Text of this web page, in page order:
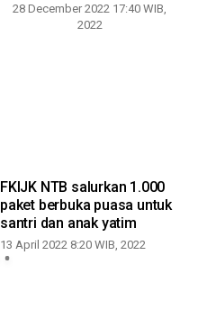
28 December 2022 17:40 WIB,
2022
FKIJK NTB salurkan 1.000
paket berbuka puasa untuk
santri dan anak yatim
13 April 2022 8:20 WIB, 2022